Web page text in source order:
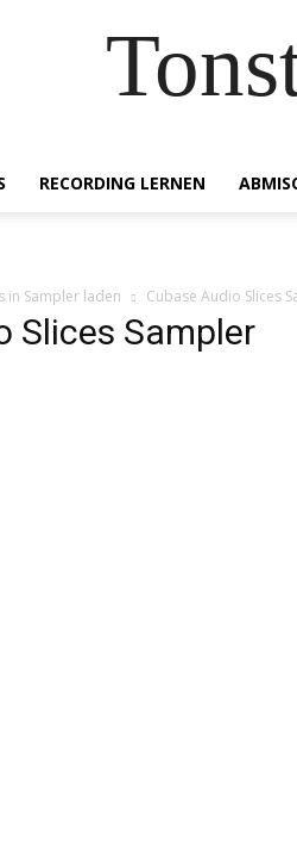
RECORDING LERNEN
in Sampler laden Cubase Audio Slices
Slices Sampler